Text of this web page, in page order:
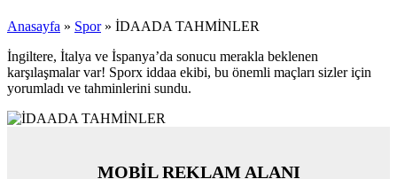
Anasayfa » Spor » İDAADA TAHMİNLER
İngiltere, İtalya ve İspanya’da sonucu merakla beklenen
karşılaşmalar var! Sporx iddaa ekibi, bu önemli maçları sizler için
yorumladı ve tahminlerini sundu.
MOBİL REKLAM ALANI